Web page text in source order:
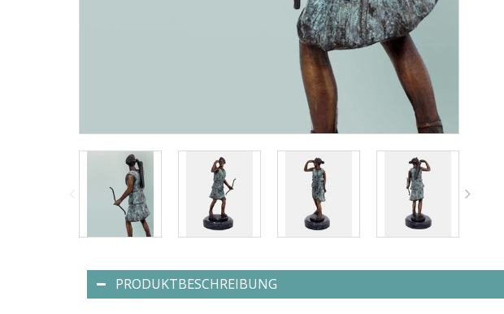
PRODUKTBESCHREIBUNG